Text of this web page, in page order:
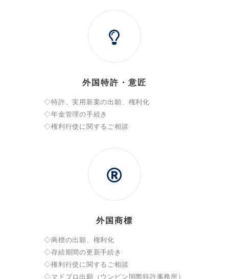
外国特許・意匠
◇特許、実用新案の出願、権利化
◇年金管理の手続き
◇権利行使に関するご相談
外国商標
◇商標の出願、権利化
◇存続期間の更新手続き
◇権利行使に関するご相談
◇マドプロ出願（ウンピン国際特許事務所）